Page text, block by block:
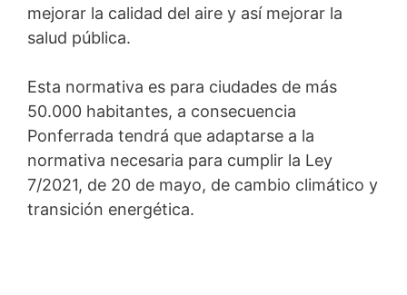
mejorar la calidad del aire y así mejorar la
salud pública.
Esta normativa es para ciudades de más
50.000 habitantes, a consecuencia
Ponferrada tendrá que adaptarse a la
normativa necesaria para cumplir la Ley
7/2021, de 20 de mayo, de cambio climático y
transición energética.